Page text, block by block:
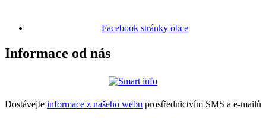
Facebook stránky obce
Informace od nás
Dostávejte informace z našeho webu prostřednictvím SMS a e-mailů